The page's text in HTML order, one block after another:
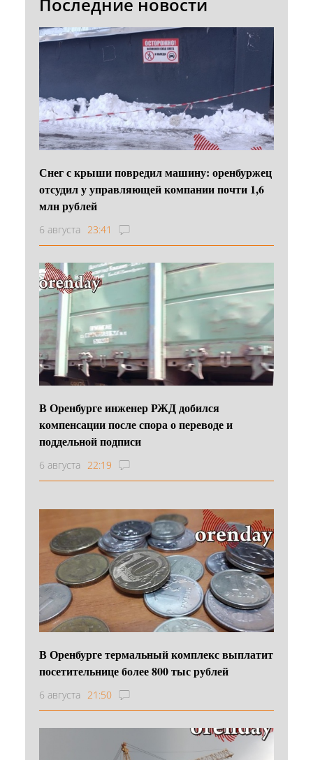
Снег с крыши повредил машину: оренбуржец
отсудил у управляющей компании почти 1,6
млн рублей
6 августа 23:41
В Оренбурге инженер РЖД добился
компенсации после спора о переводе и
поддельной подписи
6 августа 22:19
В Оренбурге термальный комплекс выплатит
посетительнице более 800 тыс рублей
6 августа 21:50